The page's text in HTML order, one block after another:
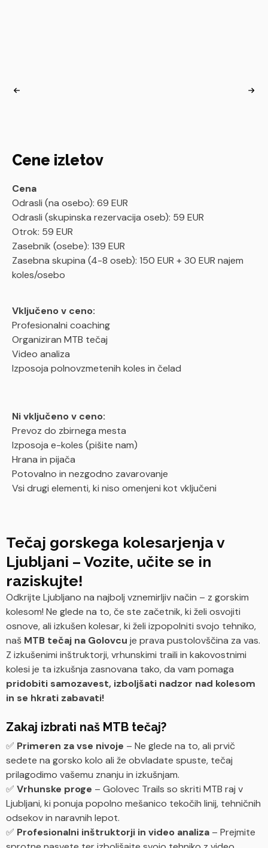
Cene izletov
Cena
Odrasli (na osebo): 69 EUR
Odrasli (skupinska rezervacija oseb): 59 EUR
Otrok: 59 EUR
Zasebnik (osebe): 139 EUR
Zasebna skupina (4-8 oseb): 150 EUR + 30 EUR najem
koles/osebo
Vključeno v ceno:
Profesionalni coaching
Organiziran MTB tečaj
Video analiza
Izposoja polnovzmetenih koles in čelad
Ni vključeno v ceno:
Prevoz do zbirnega mesta
Izposoja e-koles (pišite nam)
Hrana in pijača
Potovalno in nezgodno zavarovanje
Vsi drugi elementi, ki niso omenjeni kot vključeni
Tečaj gorskega kolesarjenja v
Ljubljani – Vozite, učite se in
raziskujte!
Odkrijte Ljubljano na najbolj vznemirljiv način – z gorskim
kolesom! Ne glede na to, če ste začetnik, ki želi osvojiti
osnove, ali izkušen kolesar, ki želi izpopolniti svojo tehniko,
naš MTB tečaj na Golovcu je prava pustolovščina za vas.
Z izkušenimi inštruktorji, vrhunskimi traili in kakovostnimi
kolesi je ta izkušnja zasnovana tako, da vam pomaga
pridobiti samozavest, izboljšati nadzor nad kolesom
in se hkrati zabavati!
Zakaj izbrati naš MTB tečaj?
✅ Primeren za vse nivoje – Ne glede na to, ali prvič
sedete na gorsko kolo ali že obvladate spuste, tečaj
prilagodimo vašemu znanju in izkušnjam.
✅ Vrhunske proge – Golovec Trails so skriti MTB raj v
Ljubljani, ki ponuja popolno mešanico tekočih linij, tehničnih
odsekov in naravnih lepot.
✅ Profesionalni inštruktorji in video analiza – Prejmite